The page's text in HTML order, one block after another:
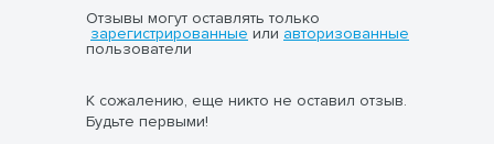
Отзывы могут оставлять только
зарегистрированные или авторизованные
пользователи
К сожалению, еще никто не оставил отзыв.
Будьте первыми!